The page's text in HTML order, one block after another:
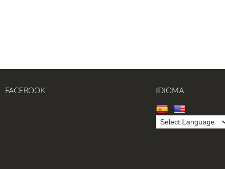
FACEBOOK IDIOMA